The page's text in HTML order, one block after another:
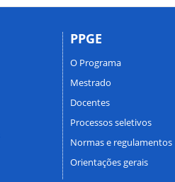
PPGE
O Programa
Mestrado
Docentes
Processos seletivos
Normas e regulamentos
Orientações gerais